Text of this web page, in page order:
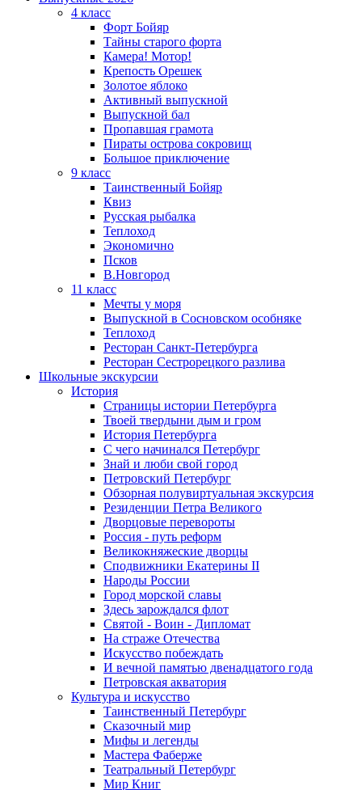
4 класс
Форт Бойяр
Тайны старого форта
Камера! Мотор!
Крепость Орешек
Золотое яблоко
Активный выпускной
Выпускной бал
Пропавшая грамота
Пираты острова сокровищ
Большое приключение
9 класс
Таинственный Бойяр
Квиз
Русская рыбалка
Теплоход
Экономично
Псков
В.Новгород
11 класс
Мечты у моря
Выпускной в Сосновском особняке
Теплоход
Ресторан Санкт-Петербурга
Ресторан Сестрорецкого разлива
Школьные экскурсии
История
Страницы истории Петербурга
Твоей твердыни дым и гром
История Петербурга
С чего начинался Петербург
Знай и люби свой город
Петровский Петербург
Обзорная полувиртуальная экскурсия
Резиденции Петра Великого
Дворцовые перевороты
Россия - путь реформ
Великокняжеские дворцы
Сподвижники Екатерины II
Народы России
Город морской славы
Здесь зарождался флот
Святой - Воин - Дипломат
На страже Отечества
Искусство побеждать
И вечной памятью двенадцатого года
Петровская акватория
Культура и искусство
Таинственный Петербург
Сказочный мир
Мифы и легенды
Мастера Фаберже
Театральный Петербург
Мир Книг